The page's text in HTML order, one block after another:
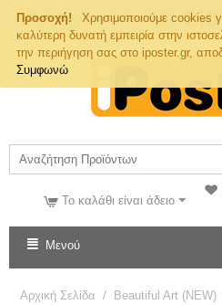
Προσοχή!
Χρησιμοποιούμε cookies
καλύτερη δυνατή εμπειρία στην
την περιήγηση σας στο iposter.gr,
Συμφωνώ
Τηλ. Παραγγελιών
Το καλάθι είναι άδειο
Μενού
Αρχική Σελίδα / Beautiful Art (NEW)